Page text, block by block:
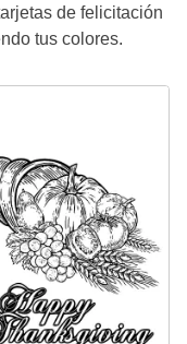
de felicitación
tus colores.